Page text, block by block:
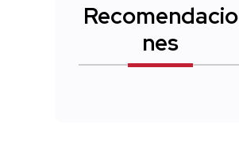
Recomendacio
nes